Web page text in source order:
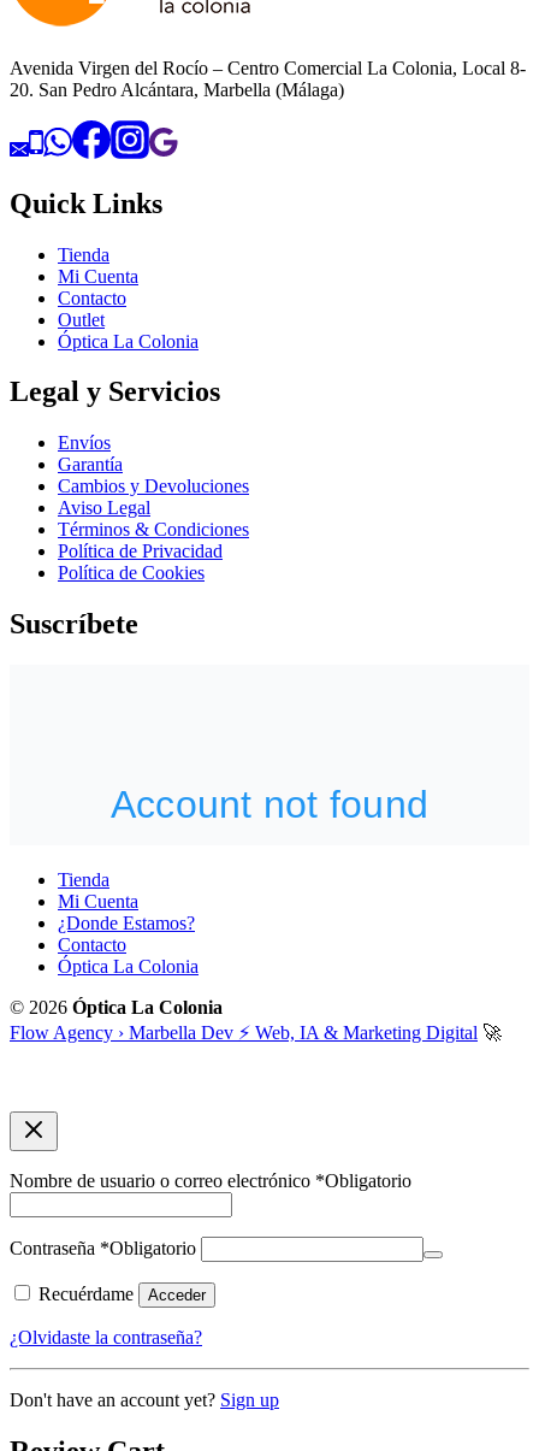
Avenida Virgen del Rocío – Centro Comercial La Colonia, Local 8-
20. San Pedro Alcántara, Marbella (Málaga)
Quick Links
Tienda
Mi Cuenta
Contacto
Outlet
Óptica La Colonia
Legal y Servicios
Envíos
Garantía
Cambios y Devoluciones
Aviso Legal
Términos & Condiciones
Política de Privacidad
Política de Cookies
Suscríbete
Tienda
Mi Cuenta
¿Donde Estamos?
Contacto
Óptica La Colonia
© 2026 Óptica La Colonia
Flow Agency › Marbella Dev ⚡️ Web, IA & Marketing Digital 🚀
Nombre de usuario o correo electrónico *Obligatorio
Contraseña *Obligatorio
Recuérdame Acceder
¿Olvidaste la contraseña?
Don't have an account yet? Sign up